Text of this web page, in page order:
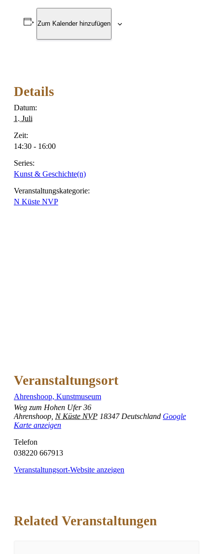
Zum Kalender hinzufügen
Details
Datum:
1. Juli
Zeit:
14:30 - 16:00
Series:
Kunst & Geschichte(n)
Veranstaltungskategorie:
N Küste NVP
Veranstaltungsort
Ahrenshoop, Kunstmuseum
Weg zum Hohen Ufer 36
Ahrenshoop N Küste NVP 18347 Deutschland Google
Karte anzeigen
Telefon
038220 667913
Veranstaltungsort-Website anzeigen
Related Veranstaltungen